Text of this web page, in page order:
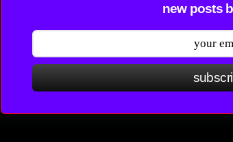
new posts